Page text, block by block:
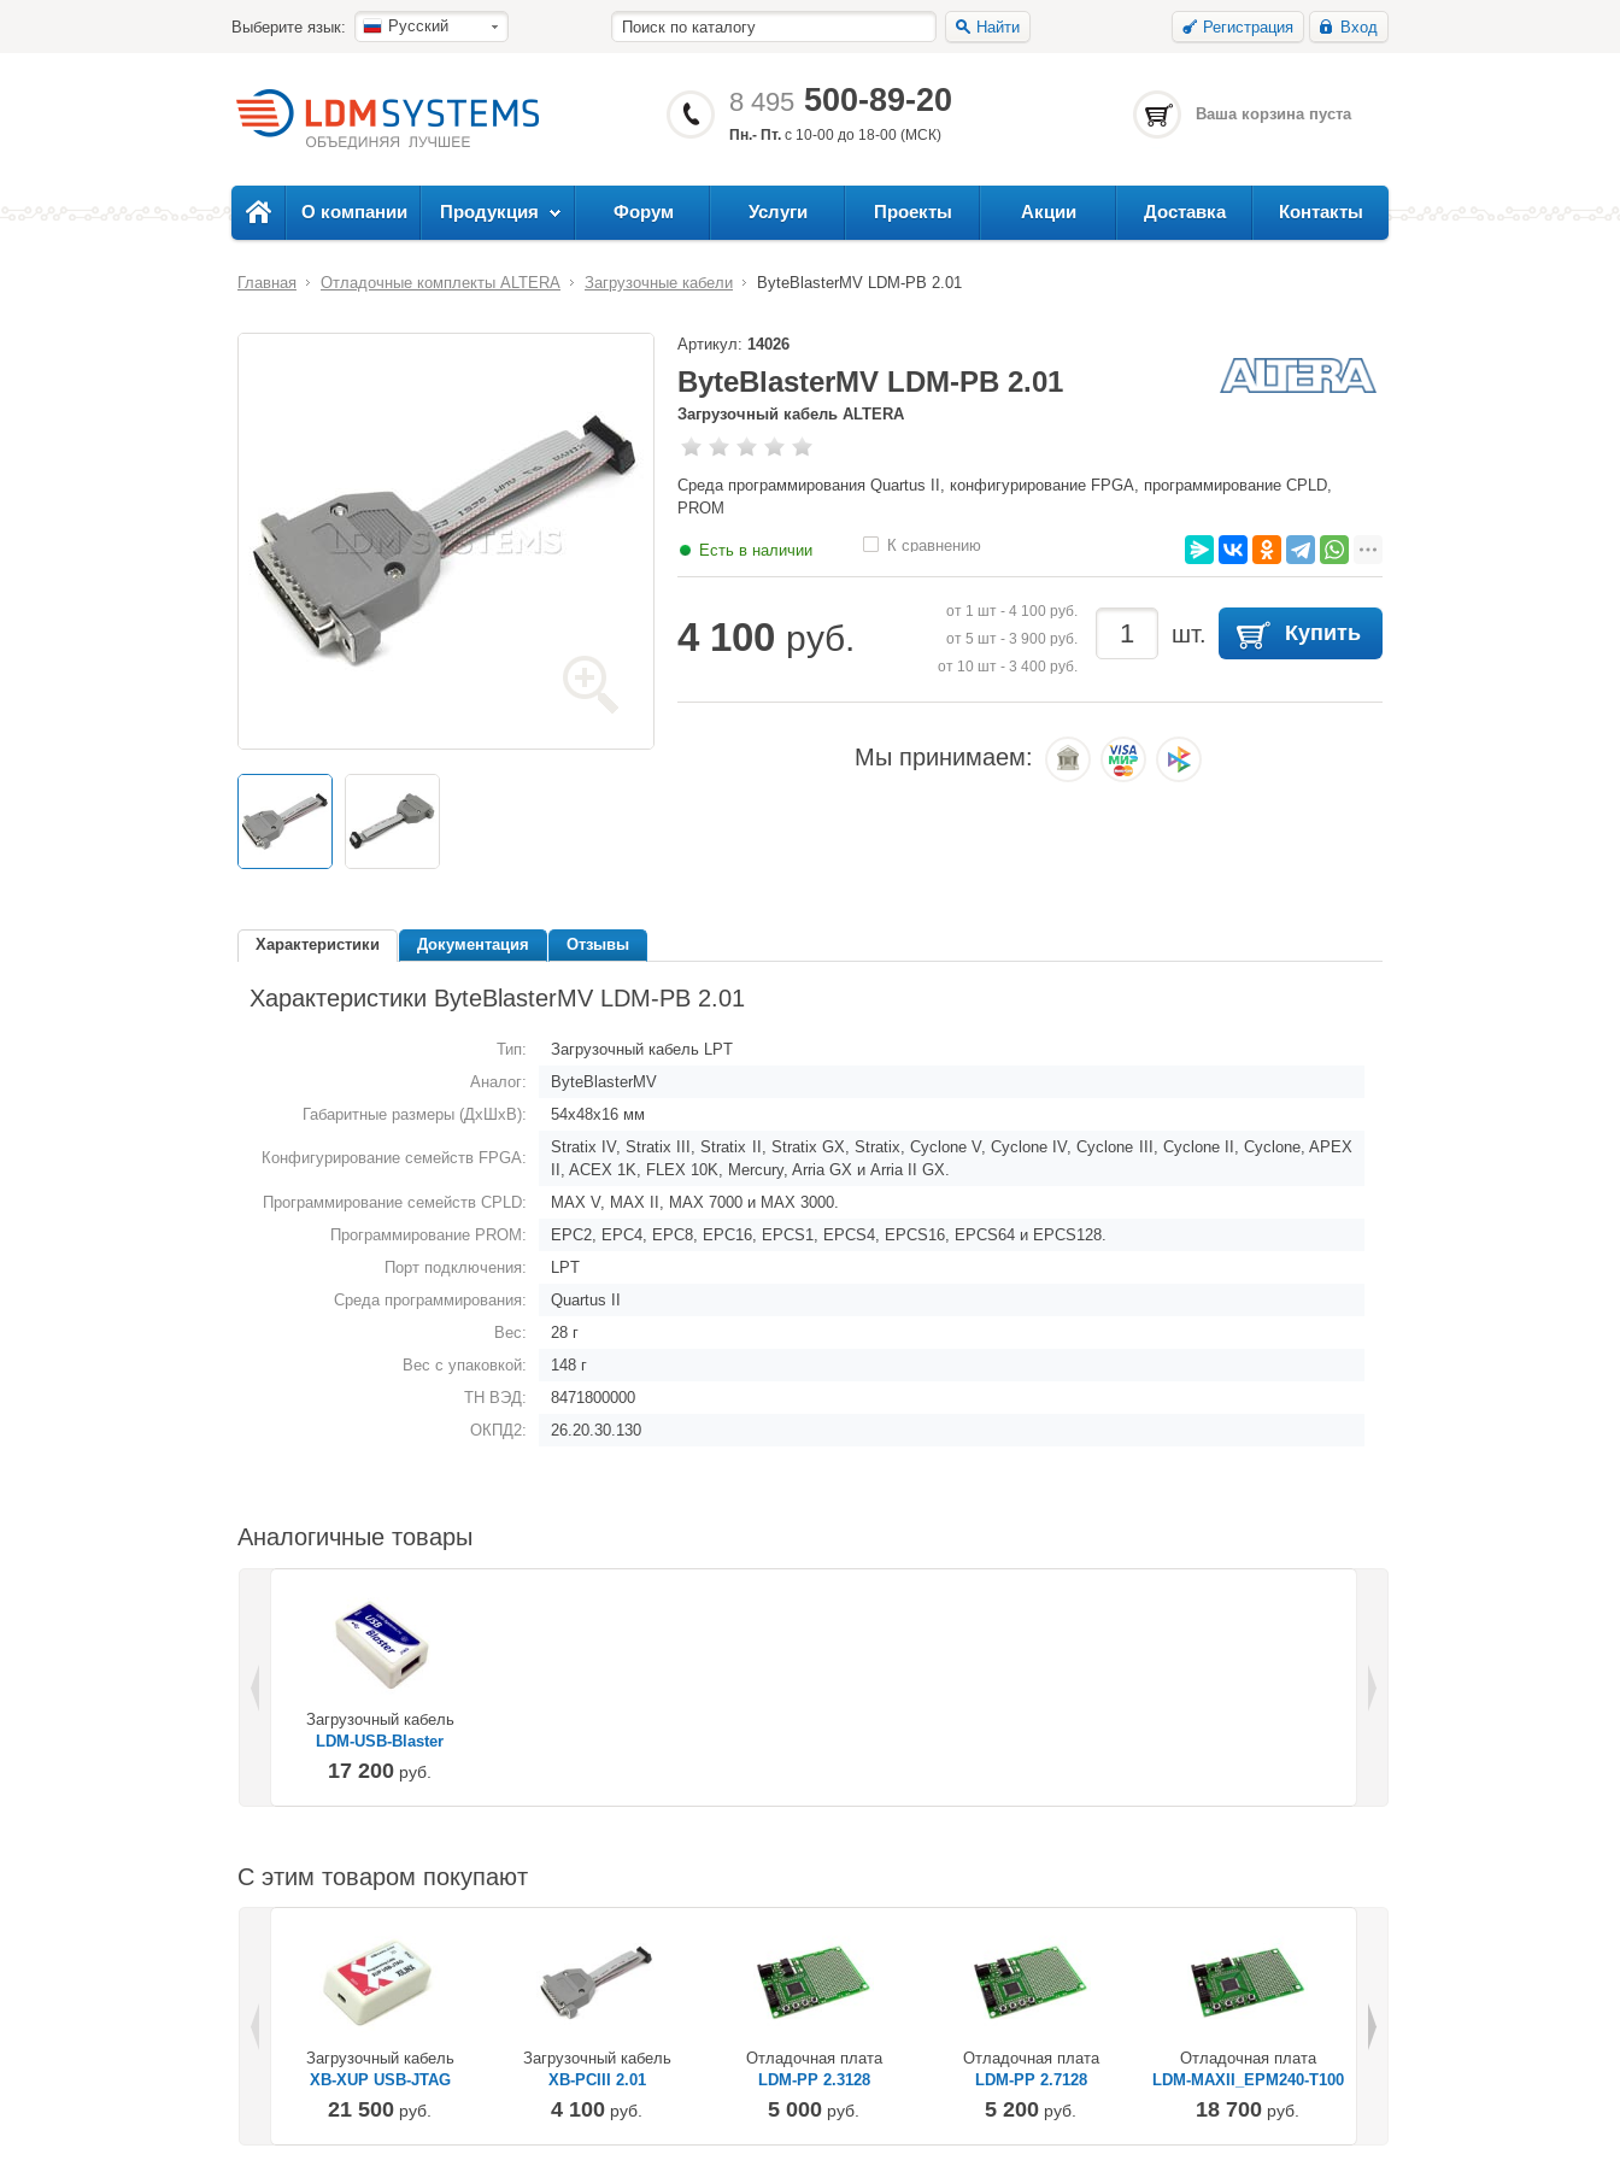
Выберите язык: Русский Найти Регистрация Вход
8 495 500-89-20
Пн.- Пт. с 10-00 до 18-00 (МСК)
Ваша корзина пуста
О компании Продукция Форум Услуги Проекты Акции Доставка Контакты
Главная Отладочные комплекты ALTERA Загрузочные кабели ByteBlasterMV LDM-PB 2.01
Артикул: 14026
ByteBlasterMV LDM-PB 2.01
Загрузочный кабель ALTERA
Среда программирования Quartus II, конфигурирование FPGA, программирование CPLD,
PROM
Есть в наличии К сравнению
Купить
шт.
от 1 шт - 4 100 руб.
от 5 шт - 3 900 руб.
от 10 шт - 3 400 руб.
4 100 руб.
Мы принимаем:
Характеристики Документация Отзывы
Характеристики ByteBlasterMV LDM-PB 2.01
Тип:
Загрузочный кабель LPT
Аналог:
ByteBlasterMV
Габаритные размеры (ДхШхВ):
54х48х16 мм
Конфигурирование семейств FPGA:
Stratix IV, Stratix III, Stratix II, Stratix GX, Stratix, Cyclone V, Cyclone IV, Cyclone III, Cyclone II, Cyclone, APEX
II, ACEX 1K, FLEX 10K, Mercury, Arria GX и Arria II GX.
Программирование семейств CPLD:
MAX V, MAX II, MAX 7000 и MAX 3000.
Программирование PROM:
EPC2, EPC4, EPC8, EPC16, EPCS1, EPCS4, EPCS16, EPCS64 и EPCS128.
Порт подключения:
LPT
Среда программирования:
Quartus II
Вес:
28 г
Вес с упаковкой:
148 г
ТН ВЭД:
8471800000
ОКПД2:
26.20.30.130
Аналогичные товары
Загрузочный кабель
LDM-USB-Blaster
17 200 руб.
С этим товаром покупают
Загрузочный кабель
XB-XUP USB-JTAG
21 500 руб.
Загрузочный кабель
XB-PCIII 2.01
4 100 руб.
Отладочная плата
LDM-PP 2.3128
5 000 руб.
Отладочная плата
LDM-PP 2.7128
5 200 руб.
Отладочная плата
LDM-MAXII_EPM240-T100
18 700 руб.